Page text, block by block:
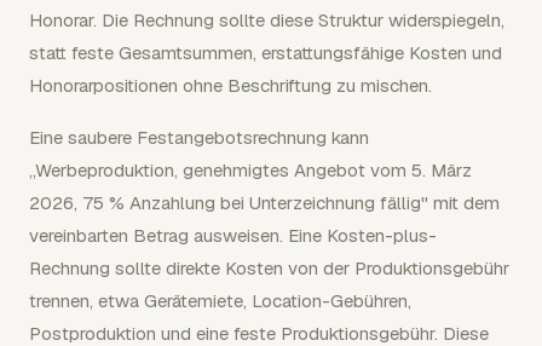
Honorar. Die Rechnung sollte diese Struktur widerspiegeln,
statt feste Gesamtsummen, erstattungsfähige Kosten und
Honorarpositionen ohne Beschriftung zu mischen.
Eine saubere Festangebotsrechnung kann
„Werbeproduktion, genehmigtes Angebot vom 5. März
2026, 75 % Anzahlung bei Unterzeichnung fällig" mit dem
vereinbarten Betrag ausweisen. Eine Kosten-plus-
Rechnung sollte direkte Kosten von der Produktionsgebühr
trennen, etwa Gerätemiete, Location-Gebühren,
Postproduktion und eine feste Produktionsgebühr. Diese